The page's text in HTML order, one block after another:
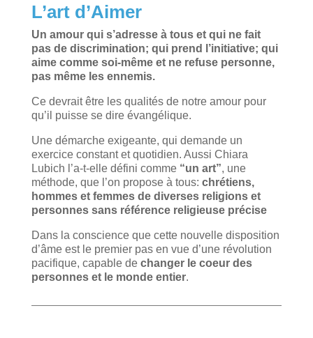
L’art d’Aimer
Un amour qui s’adresse à tous et qui ne fait
pas de discrimination; qui prend l’initiative; qui
aime comme soi-même et ne refuse personne,
pas même les ennemis.
Ce devrait être les qualités de notre amour pour
qu’il puisse se dire évangélique.
Une démarche exigeante, qui demande un
exercice constant et quotidien. Aussi Chiara
Lubich l’a-t-elle défini comme “un art”, une
méthode, que l’on propose à tous: chrétiens,
hommes et femmes de diverses religions et
personnes sans référence religieuse précise
Dans la conscience que cette nouvelle disposition
d’âme est le premier pas en vue d’une révolution
pacifique, capable de changer le coeur des
personnes et le monde entier.